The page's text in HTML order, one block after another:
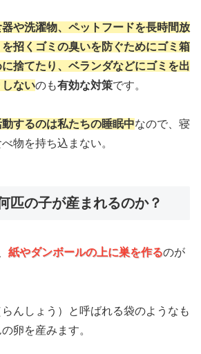
や洗濯物、ペットフードを長時間放
招くゴミの臭いを防ぐためにゴミ箱
捨てたり、ベランダなどにゴミを出
しないのも有効な対策です。
するのは私たちの睡眠中なので、寝
物を持ち込まない。
匹の子が産まれるのか？
紙やダンボールの上に巣を作るのが
んしょう）と呼ばれる袋のようなも
卵を産みます。